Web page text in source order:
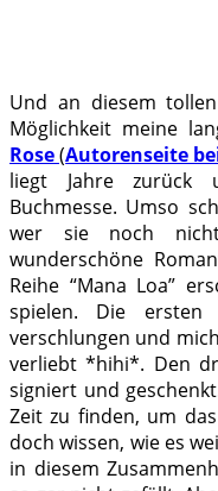
Und an diesem
Möglichkeit meine
Rose(Autorenseite
liegt Jahre zurück
Buchmesse. Umso
wer sie noch
wunderschöne
Reihe “Mana Loa”
spielen. Die
verschlungen und
verliebt *hihi*. Den
signiert und
Zeit zu finden, um
doch wissen, wie es
in diesem